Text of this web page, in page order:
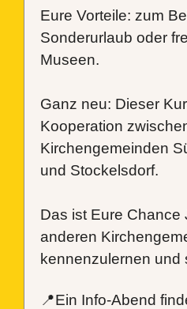
Eure Vorteile: zum
Sonderurlaub oder
Museen.
Ganz neu: Dieser
Kooperation
Kirchengemeinden
und Stockelsdorf.
Das ist Eure Chance
anderen
kennenzulernen und
📍Ein Info-Abend